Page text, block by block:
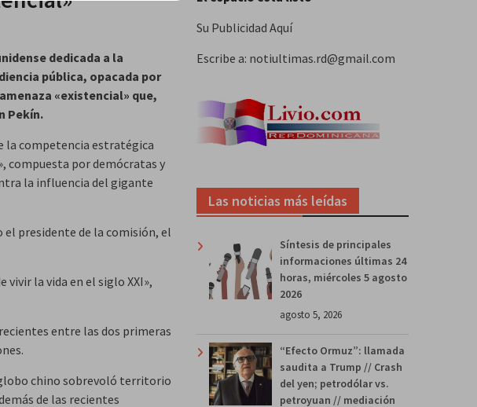
dedicada a la
pública, opacada por
«existencial» que,
Pekín.
la competencia estratégica
compuesta por demócratas y
la influencia del gigante
presidente de la comisión, el
vivir la vida en el siglo XXI»,
entre las dos primeras
chino sobrevoló territorio
de las recientes
Su Publicidad Aquí
Escribe a: notiultimas.rd@gmail.com
Las noticias más leídas
Síntesis de principales
informaciones últimas 24
horas, miércoles 5 agosto
2026
agosto 5, 2026
“Efecto Ormuz”: llamada
saudita a Trump // Crash
del yen; petrodólar vs.
petroyuan // mediación